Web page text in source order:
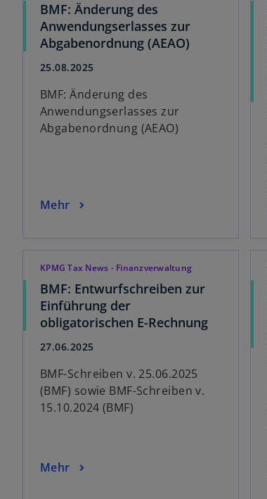
BMF: Änderung des
Anwendungserlasses zur
Abgabenordnung (AEAO)
25.08.2025
BMF: Änderung des
Anwendungserlasses zur
Abgabenordnung (AEAO)
Mehr
KPMG Tax News - Finanzverwaltung
BMF: Entwurfschreiben zur
Einführung der
obligatorischen E-Rechnung
27.06.2025
BMF-Schreiben v. 25.06.2025
(BMF) sowie BMF-Schreiben v.
15.10.2024 (BMF)
Mehr